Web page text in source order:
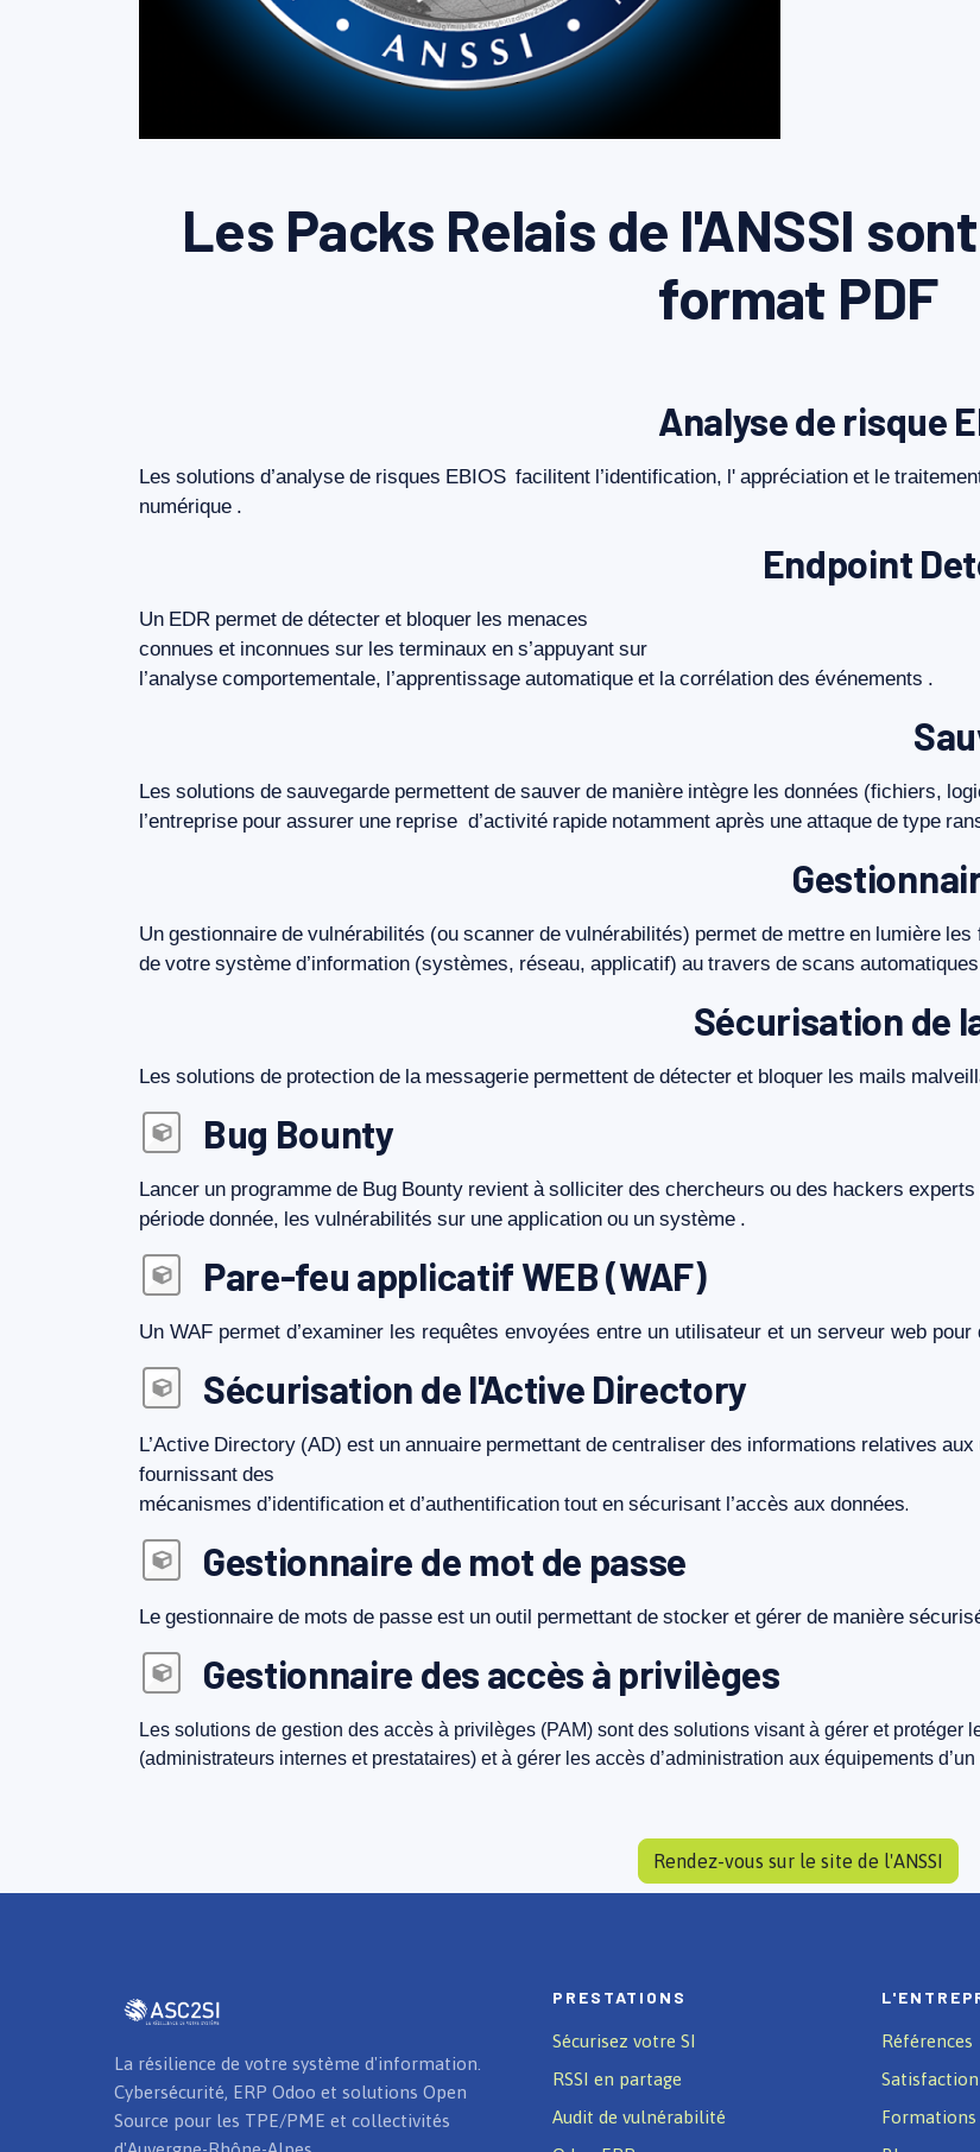
Les Packs Relais de l'ANSSI
format PDF
Analyse de risque
Les solutions d’analyse de risques EBIOS facilitent l’identification, l' appréciation et le
numérique .
Endpoint
Un EDR permet de détecter et bloquer les menaces
connues et inconnues sur les terminaux en s’appuyant sur
l’analyse comportementale, l’apprentissage automatique et la corrélation des événements .
Les solutions de sauvegarde permettent de sauver de manière intègre les données (fichiers,
l’entreprise pour assurer une reprise d’activité rapide notamment après une attaque de type
Un gestionnaire de vulnérabilités (ou scanner de vulnérabilités) permet de mettre en lumière les
de votre système d’information (systèmes, réseau, applicatif) au travers de scans automatiques
Sécurisation de
Les solutions de protection de la messagerie permettent de détecter et bloquer les mails
Bug Bounty
Lancer un programme de Bug Bounty revient à solliciter des chercheurs ou des hackers experts
période donnée, les vulnérabilités sur une application ou un système .
Pare-feu applicatif WEB (WAF)
Un WAF permet d’examiner les requêtes envoyées entre un utilisateur et un serveur web pour
Sécurisation de l'Active Directory
L’Active Directory (AD) est un annuaire permettant de centraliser des informations relatives aux
fournissant des
mécanismes d’identification et d’authentification tout en sécurisant l’accès aux données.
Gestionnaire de mot de passe
Le gestionnaire de mots de passe est un outil permettant de stocker et gérer de manière
Gestionnaire des accès à privilèges
Les solutions de gestion des accès à privilèges (PAM) sont des solutions visant à gérer et protéger
(administrateurs internes et prestataires) et à gérer les accès d’administration aux équipements d’un
Rendez-vous sur le site de l'ANSSI
La résilience de votre système d'information.
Cybersécurité, ERP Odoo et solutions Open
Source pour les TPE/PME et collectivités
PRESTATIONS
Sécurisez votre SI
RSSI en partage
Audit de vulnérabilité
Références